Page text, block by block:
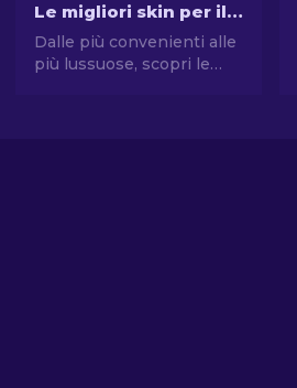
Le migliori skin per il R8 Revolver in CS2 [2026]
Dalle più convenienti alle
più lussuose, scopri le